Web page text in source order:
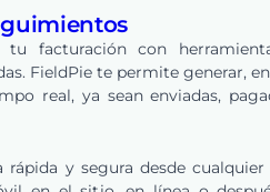
FieldPie también
a negocios de todas las
en ingresos.
facturación con
FieldPie te permite generar,
real, ya sean enviadas,
automáticos mantienen a tu
pagos más
administrativa.
y segura desde